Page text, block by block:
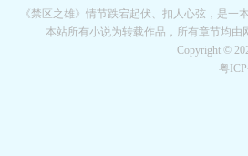
教练万岁 都市全能巨星 绝对交易 全职武神 位面复
《禁区之雄》情节跌宕起伏、扣人心弦，是
本站所有小说为转载作品，所有章节均
Copyright ©
粤